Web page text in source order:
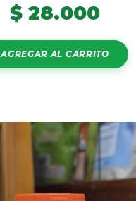
$ 28.000
AGREGAR AL CARRITO